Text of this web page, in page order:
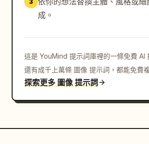
成。
這是 YouMind 提示詞庫裡的一條免費 AI
還有成千上萬條 圖像 提示詞，都能免費
探索更多 圖像 提示詞